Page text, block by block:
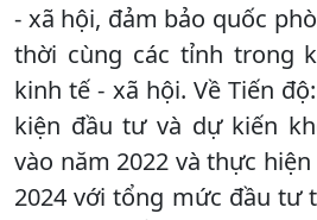
- xã hội, đảm bảo quốc
thời cùng các tỉnh trong
kinh tế - xã hội. Về Tiến
kiện đầu tư và dự kiến
vào năm 2022 và thực
2024 với tổng mức đầu tư